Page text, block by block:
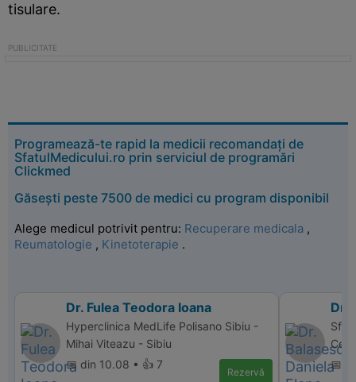
tisulare.
Programează-te rapid la medicii recomandați de
SfatulMedicului.ro prin serviciul de programări
Clickmed
Găsești peste 7500 de medici cu program disponibil
Alege medicul potrivit pentru: Recuperare medicala ,
Reumatologie , Kinetoterapie .
Dr. Fulea Teodora Ioana
Hyperclinica MedLife Polisano Sibiu -
Mihai Viteazu - Sibiu
📅 din 10.08 • 👍 7
Rezervă
Dr.
📅